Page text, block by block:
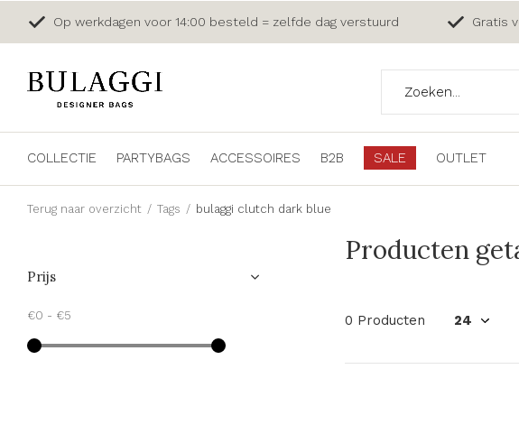
COLLECTIE PARTYBAGS ACCESSOIRES B2B SALE OUTLET
Op werkdagen voor 14:00 besteld = zelfde dag verstuurd Gratis
Terug naar overzicht Tags bulaggi clutch dark blue
Producten
0 Producten
Prijs
€0 - €5